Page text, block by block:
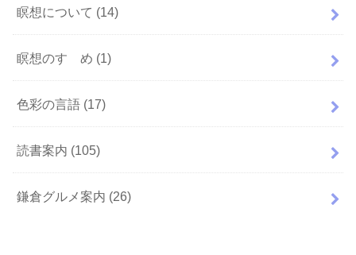
瞑想について (14)
瞑想のすゝめ (1)
色彩の言語 (17)
読書案内 (105)
鎌倉グルメ案内 (26)